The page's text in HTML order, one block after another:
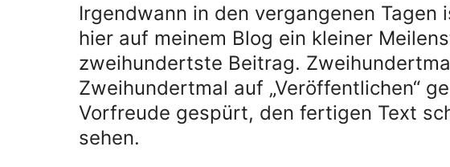
Irgendwann in den vergangenen
hier auf meinem Blog ein kleiner
zweihundertste Beitrag.
Zweihundertmal auf „Veröffentlichen“
Vorfreude gespürt, den fertigen Text
sehen.